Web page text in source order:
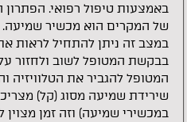
באמצעות טיפול רפואי. הפתרון
של המקרים הוא מכשיר שמיעה.
במצב זה ניתן להתחיל לראות
בבקשת המטופל לשוב ולחזור
המטופל להגביר את הטלוויזיה
שירידת שמיעה מסוג (קל)
במכשירי שמיעה) וזה זמן מצוין